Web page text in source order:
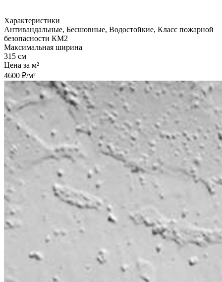
Характеристики
Антивандальные, Бесшовные, Водостойкие, Класс пожарной
безопасности КМ2
Максимальная ширина
315 см
Цена за м²
4600 ₽/м²